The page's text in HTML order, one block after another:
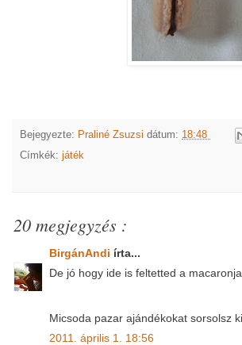
Bejegyezte: Praliné Zsuzsi dátum: 18:48
Címkék: játék
20 megjegyzés :
BirgánAndi írta...
De jó hogy ide is feltetted a
Micsoda pazar ajándékokat sorsolsz
2011. április 1. 18:56